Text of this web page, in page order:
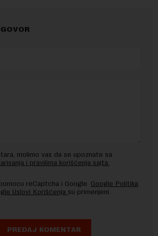
molimo vas da se upoznate sa
i pravilima korišćenja sajta.
reCaptcha i Google. Google Politika
Uslovi Korišćenja su primenjeni.